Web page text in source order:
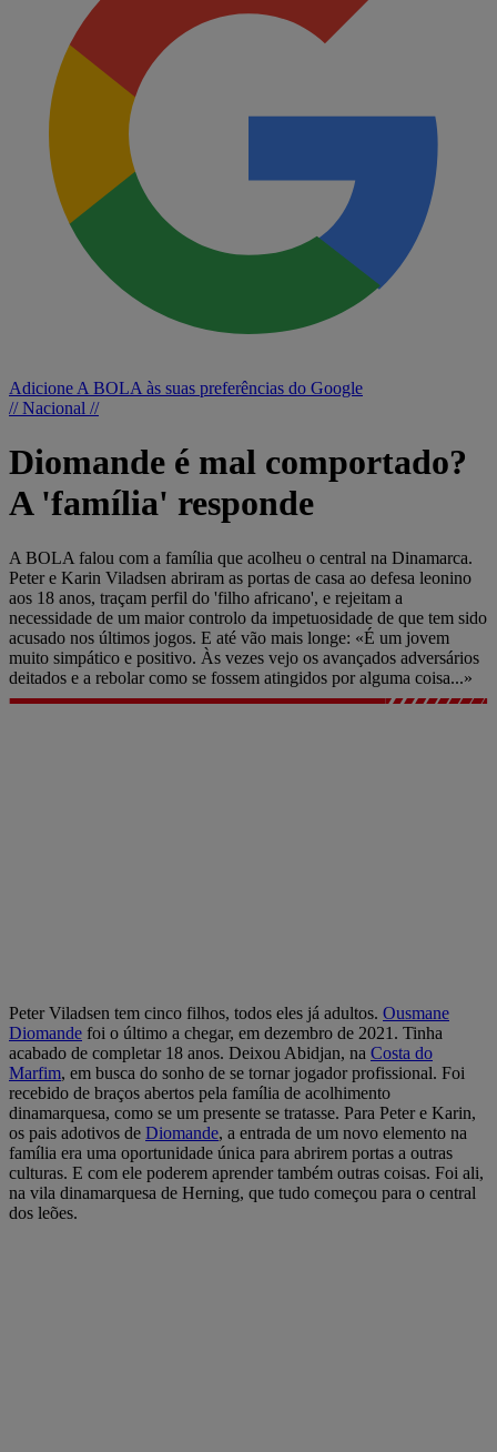
Adicione A BOLA às suas preferências do Google
// Nacional //
Diomande é mal comportado?
A 'família' responde
A BOLA falou com a família que acolheu o central na Dinamarca.
Peter e Karin Viladsen abriram as portas de casa ao defesa leonino
aos 18 anos, traçam perfil do 'filho africano', e rejeitam a
necessidade de um maior controlo da impetuosidade de que tem sido
acusado nos últimos jogos. E até vão mais longe: «É um jovem
muito simpático e positivo. Às vezes vejo os avançados adversários
deitados e a rebolar como se fossem atingidos por alguma coisa...»
Peter Viladsen tem cinco filhos, todos eles já adultos. Ousmane
Diomande foi o último a chegar, em dezembro de 2021. Tinha
acabado de completar 18 anos. Deixou Abidjan, na Costa do
Marfim, em busca do sonho de se tornar jogador profissional. Foi
recebido de braços abertos pela família de acolhimento
dinamarquesa, como se um presente se tratasse. Para Peter e Karin,
os pais adotivos de Diomande, a entrada de um novo elemento na
família era uma oportunidade única para abrirem portas a outras
culturas. E com ele poderem aprender também outras coisas. Foi ali,
na vila dinamarquesa de Herning, que tudo começou para o central
dos leões.